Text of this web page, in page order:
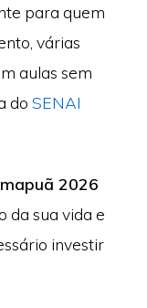
para quem
várias
aulas sem
do SENAI
2026
da sua vida e
investir